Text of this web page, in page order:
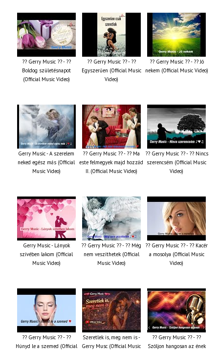
?? Gerry Music ?? - ??
Boldog születésnapot
(Official Music Video)
?? Gerry Music ?? - ??
Egyszerűen (Official Music
Video)
?? Gerry Music ?? - ?? Jó
nekem (Official Music Video)
Gerry Music - A szerelem
neked egész más (Official
Music Video)
?? Gerry Music ?? - ?? Ma
este felmegyek majd hozzád
II. (Official Music Video)
?? Gerry Music ?? - ?? Nincs
szerencsém (Official Music
Video)
Gerry Music - Lányok
szívében lakom (Official
Music Video)
?? Gerry Music ?? - ?? Még
nem veszíthetek (Official
Music Video)
?? Gerry Music ?? - ?? Kacér
a mosolya (Official Music
Video)
?? Gerry Music ?? - ??
Húnyd le a szemed (Official
Szeretlek is, meg nem is -
Gerry Musc (Official Music
?? Gerry Music ?? - ??
Szóljon hangosan az ének